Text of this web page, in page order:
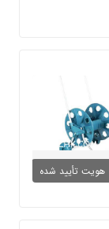
هویت تأیید شده